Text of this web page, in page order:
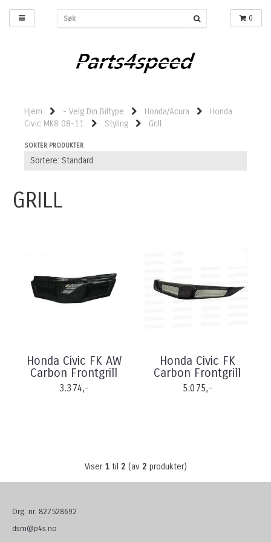
0
Hjem - Velg Din Biltype Honda/Acura
Honda
Civic MK8 08-11
Styling Grill
SORTER PRODUKTER
GRILL
Honda Civic FK AW
Carbon Frontgrill
3.374,-
Honda Civic FK
Carbon Frontgrill
5.075,-
Viser 1til 2 (av 2 produkter)
Org. nr. 827528692
dsm@p4s.no